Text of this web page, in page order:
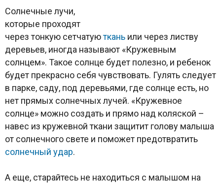
Солнечные лучи,
которые проходят
через тонкую сетчатуюткань или через листву
деревьев, иногда называют «Кружевным
солнцем». Такое солнце будет полезно, и ребенок
будет прекрасно себя чувствовать. Гулять следует
в парке, саду, под деревьями, где солнце есть, но
нет прямых солнечных лучей. «Кружевное
солнце» можно создать и прямо над коляской –
навес из кружевной ткани защитит голову малыша
от солнечного свете и поможет предотвратить
солнечный удар.
А еще, старайтесь не находиться с малышом на